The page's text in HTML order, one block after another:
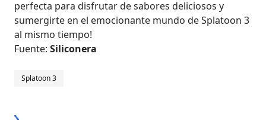
perfecta para disfrutar de sabores deliciosos y
sumergirte en el emocionante mundo de Splatoon 3
al mismo tiempo!
Fuente: Siliconera
Splatoon 3